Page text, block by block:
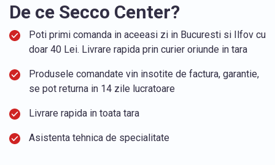
De ce Secco Center?
Poti primi comanda in aceeasi zi in Bucuresti si Ilfov cu
doar 40 Lei. Livrare rapida prin curier oriunde in tara
Produsele comandate vin insotite de factura, garantie,
se pot returna in 14 zile lucratoare
Livrare rapida in toata tara
Asistenta tehnica de specialitate